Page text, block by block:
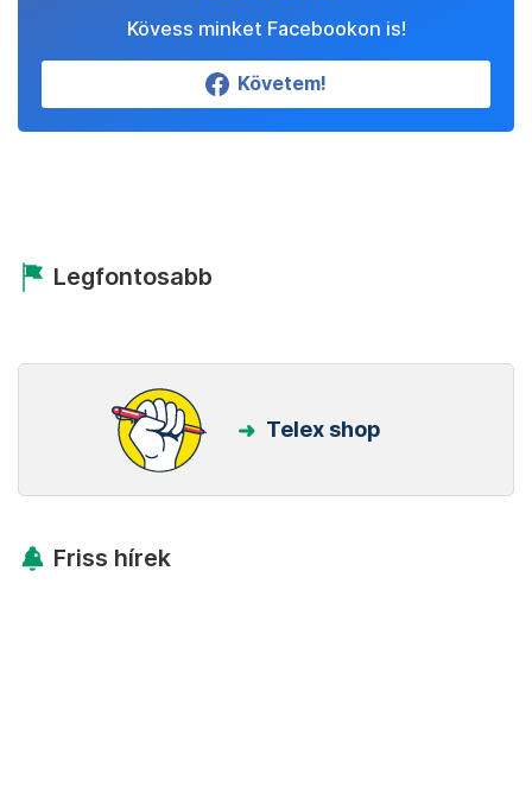
Kövess minket Facebookon is!
Követem!
Legfontosabb
Telex shop
Friss hírek